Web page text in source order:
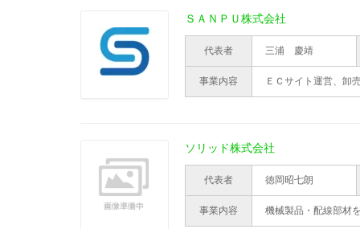
ＳＡＮＰＵ株式会社
代表者 三浦 慶靖
事業内容 ＥＣサイト運営、卸
ソリッド株式会社
代表者 徳岡昭七朗
事業内容 機械製品・配線部材